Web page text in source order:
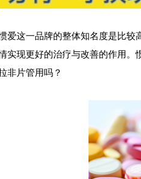
爱这一品牌的整体知名度是比较
实现更好的治疗与改善的作用。
非片管用吗？